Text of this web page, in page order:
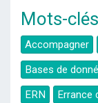
Mots-clés
Accompagner
Bases de
ERN
Errance